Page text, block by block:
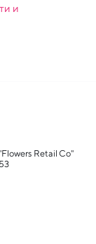
и
Retail Co"